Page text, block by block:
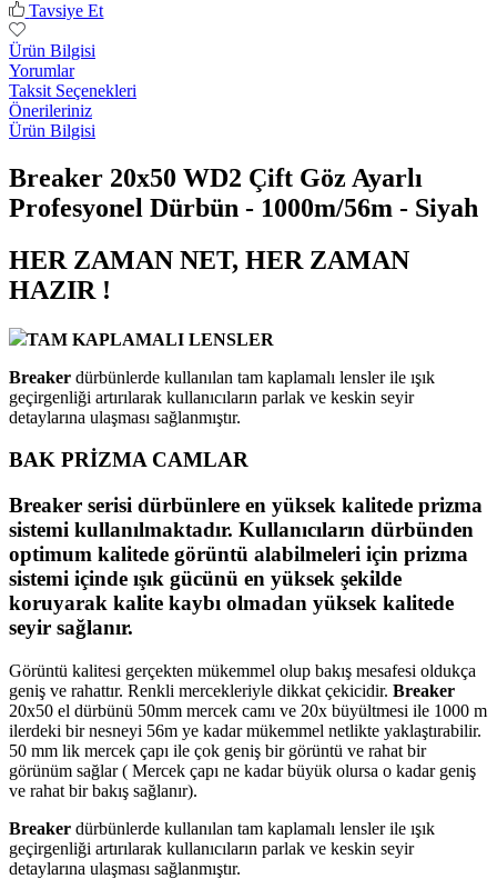
Tavsiye Et
Ürün Bilgisi
Yorumlar
Taksit Seçenekleri
Önerileriniz
Ürün Bilgisi
Breaker 20x50 WD2 Çift Göz Ayarlı
Profesyonel Dürbün - 1000m/56m - Siyah
HER ZAMAN NET, HER ZAMAN
HAZIR !
TAM KAPLAMALI LENSLER
Breaker dürbünlerde kullanılan tam kaplamalı lensler ile ışık
geçirgenliği artırılarak kullanıcıların parlak ve keskin seyir
detaylarına ulaşması sağlanmıştır.
BAK PRİZMA CAMLAR
Breaker serisi dürbünlere en yüksek kalitede prizma
sistemi kullanılmaktadır. Kullanıcıların dürbünden
optimum kalitede görüntü alabilmeleri için prizma
sistemi içinde ışık gücünü en yüksek şekilde
koruyarak kalite kaybı olmadan yüksek kalitede
seyir sağlanır.
Görüntü kalitesi gerçekten mükemmel olup bakış mesafesi oldukça
geniş ve rahattır. Renkli mercekleriyle dikkat çekicidir. Breaker
20x50 el dürbünü 50mm mercek camı ve 20x büyültmesi ile 1000 m
ilerdeki bir nesneyi 56m ye kadar mükemmel netlikte yaklaştırabilir.
50 mm lik mercek çapı ile çok geniş bir görüntü ve rahat bir
görünüm sağlar ( Mercek çapı ne kadar büyük olursa o kadar geniş
ve rahat bir bakış sağlanır).
Breaker dürbünlerde kullanılan tam kaplamalı lensler ile ışık
geçirgenliği artırılarak kullanıcıların parlak ve keskin seyir
detaylarına ulaşması sağlanmıştır.